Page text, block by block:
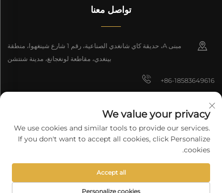
تواصل معنا
مبنى A، حديقة كاي شانغدي الصناعية، رقم 1 شارع شينغهوا، منطقة
بينغدي، مقاطعة لونغجانغ، مدينة شنتشن
+86-18583649616
8618165761396
جميع الحقوق محفوظة © 2025 شركة شنتشن لونغيوان للتكنولوجيا المحدودة.
سياسة الخصوصية
We value your privacy
We use cookies and similar tools to provide our services.
If you don't want to accept all cookies, click Personalize
cookies.
Personalize cookies
Accept all